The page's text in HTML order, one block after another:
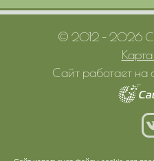
© 2012 – 2026
Сайт работает на